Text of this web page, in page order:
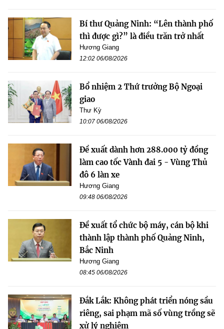
Bí thư Quảng Ninh: “Lên thành phố
thì được gì?” là điều trăn trở nhất
Hương Giang
12:02 06/08/2026
Bổ nhiệm 2 Thứ trưởng Bộ Ngoại
giao
Thư Kỳ
10:07 06/08/2026
Đề xuất dành hơn 288.000 tỷ đồng
làm cao tốc Vành đai 5 - Vùng Thủ
đô 6 làn xe
Hương Giang
09:48 06/08/2026
Đề xuất tổ chức bộ máy, cán bộ khi
thành lập thành phố Quảng Ninh,
Bắc Ninh
Hương Giang
08:45 06/08/2026
Đắk Lắk: Không phát triển nóng sầu
riêng, sai phạm mã số vùng trồng sẽ
xử lý nghiêm